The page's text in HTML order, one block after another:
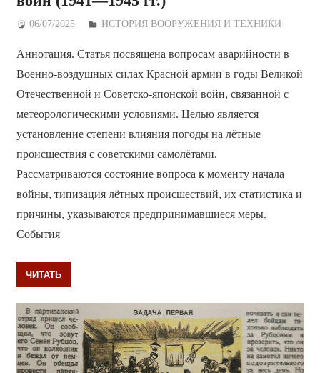
06/07/2025 Дежурный по Редакции
ИСТОРИЯ ВООРУЖЕНИЯ И ТЕХНИКИ
Аннотация. Статья посвящена вопросам аварийности в
Военно-воздушных силах Красной армии в годы Великой
Отечественной и Советско-японской войн, связанной с
метеорологическими условиями. Целью является
установление степени влияния погоды на лётные
происшествия с советскими самолётами.
Рассматриваются состояние вопроса к моменту начала
войны, типизация лётных происшествий, их статистика и
причины, указываются предпринимавшиеся меры.
События
ЧИТАТЬ